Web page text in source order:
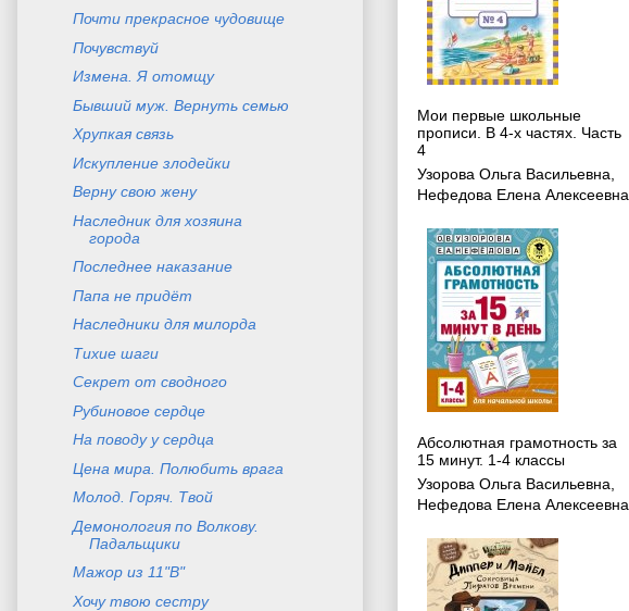
Мои первые школьные
прописи. В 4-х частях. Часть
4
Узорова Ольга Васильевна
Нефедова Елена Алексеевна
Абсолютная грамотность за
15 минут. 1-4 классы
Узорова Ольга Васильевна
Нефедова Елена Алексеевна
Почти прекрасное чудовище
Почувствуй
Измена. Я отомщу
Бывший муж. Вернуть семью
Хрупкая связь
Искупление злодейки
Верну свою жену
Наследник для хозяина
города
Последнее наказание
Папа не придёт
Наследники для милорда
Тихие шаги
Секрет от сводного
Рубиновое сердце
На поводу у сердца
Цена мира. Полюбить врага
Молод. Горяч. Твой
Демонология по Волкову.
Падальщики
Мажор из 11"В"
Хочу твою сестру